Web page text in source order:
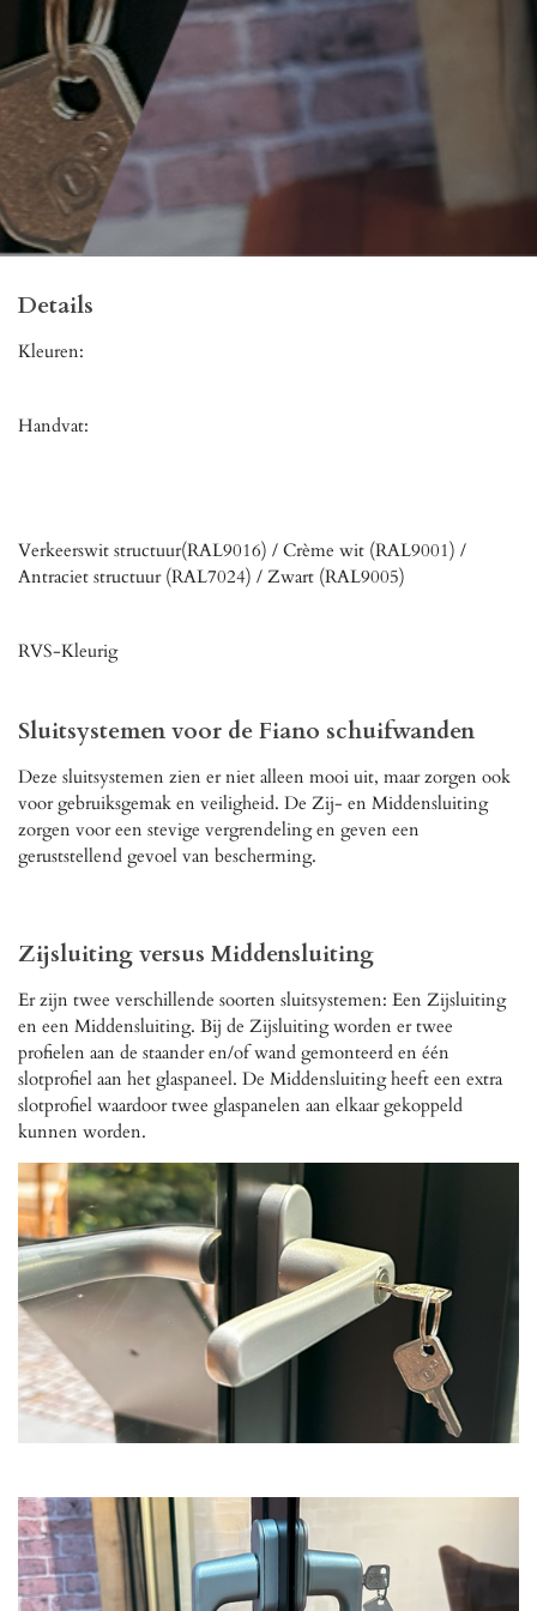
Details
Kleuren:
Handvat:
Verkeerswit structuur(RAL9016) / Crème wit (RAL9001) /
Antraciet structuur (RAL7024) / Zwart (RAL9005)
RVS-Kleurig
Sluitsystemen voor de Fiano schuifwanden
Deze sluitsystemen zien er niet alleen mooi uit, maar zorgen ook
voor gebruiksgemak en veiligheid. De Zij- en Middensluiting
zorgen voor een stevige vergrendeling en geven een
geruststellend gevoel van bescherming.
Zijsluiting versus Middensluiting
Er zijn twee verschillende soorten sluitsystemen: Een Zijsluiting
en een Middensluiting. Bij de Zijsluiting worden er twee
profielen aan de staander en/of wand gemonteerd en één
slotprofiel aan het glaspaneel. De Middensluiting heeft een extra
slotprofiel waardoor twee glaspanelen aan elkaar gekoppeld
kunnen worden.